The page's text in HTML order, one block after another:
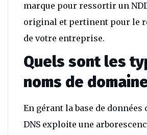
marque pour ressortir un
original et pertinent pour le
de votre entreprise.
Quels sont les
noms de
En gérant la base de données
DNS exploite une